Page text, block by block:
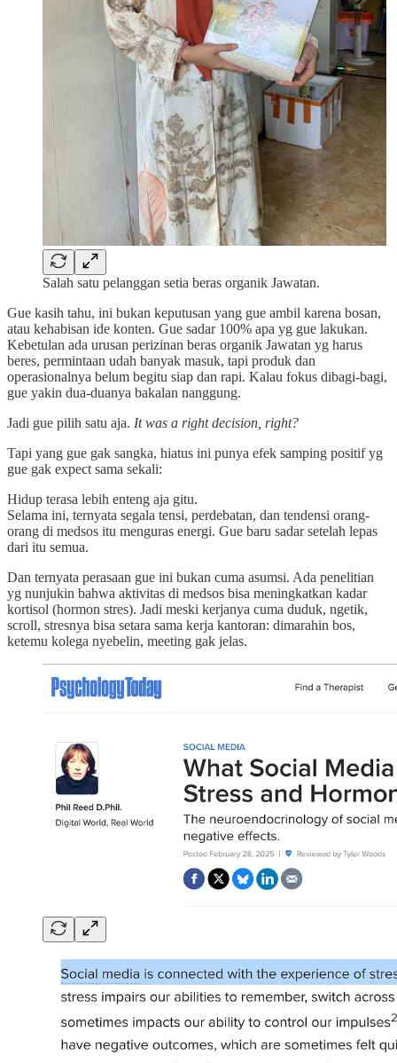
Salah satu pelanggan setia beras organik Jawatan.
Gue kasih tahu, ini bukan keputusan yang gue ambil karena bosan,
atau kehabisan ide konten. Gue sadar 100% apa yg gue lakukan.
Kebetulan ada urusan perizinan beras organik Jawatan yg harus
beres, permintaan udah banyak masuk, tapi produk dan
operasionalnya belum begitu siap dan rapi. Kalau fokus dibagi-bagi,
gue yakin dua-duanya bakalan nanggung.
Jadi gue pilih satu aja. It was a right decision, right?
Tapi yang gue gak sangka, hiatus ini punya efek samping positif yg
gue gak expect sama sekali:
Hidup terasa lebih enteng aja gitu.
Selama ini, ternyata segala tensi, perdebatan, dan tendensi orang-
orang di medsos itu menguras energi. Gue baru sadar setelah lepas
dari itu semua.
Dan ternyata perasaan gue ini bukan cuma asumsi. Ada penelitian
yg nunjukin bahwa aktivitas di medsos bisa meningkatkan kadar
kortisol (hormon stres). Jadi meski kerjanya cuma duduk, ngetik,
scroll, stresnya bisa setara sama kerja kantoran: dimarahin bos,
ketemu kolega nyebelin, meeting gak jelas.